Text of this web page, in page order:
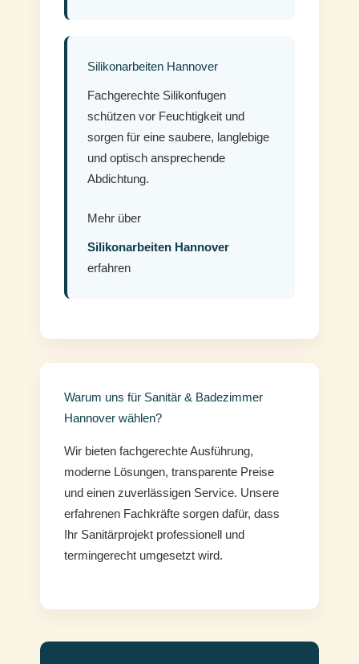
Silikonarbeiten Hannover
Fachgerechte Silikonfugen
schützen vor Feuchtigkeit und
sorgen für eine saubere, langlebige
und optisch ansprechende
Abdichtung.
Mehr über
Silikonarbeiten Hannover
erfahren
Warum uns für Sanitär & Badezimmer
Hannover wählen?
Wir bieten fachgerechte Ausführung,
moderne Lösungen, transparente Preise
und einen zuverlässigen Service. Unsere
erfahrenen Fachkräfte sorgen dafür, dass
Ihr Sanitärprojekt professionell und
termingerecht umgesetzt wird.